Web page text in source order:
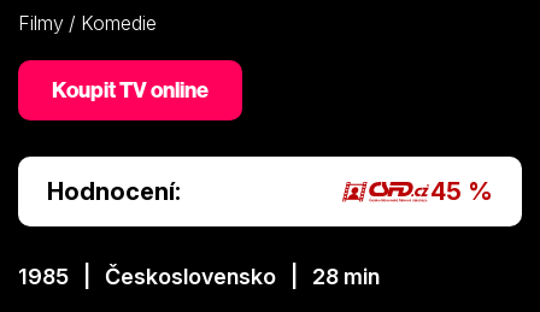
Filmy / Komedie
Koupit TV online
Hodnocení: 45 %
1985 | Československo | 28 min